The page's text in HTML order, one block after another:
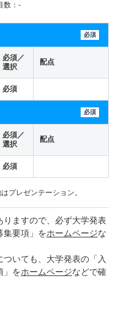
数：-
必須
必須／
選択
配点
必須
必須
必須／
選択
配点
必須
プレゼンテーション。
ますので、必ず大学発表
集要項」をホームページな
いても、大学発表の「入
」をホームページなどで確